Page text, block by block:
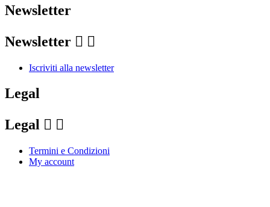
Newsletter
Newsletter  
Iscriviti alla newsletter
Legal
Legal  
Termini e Condizioni
My account